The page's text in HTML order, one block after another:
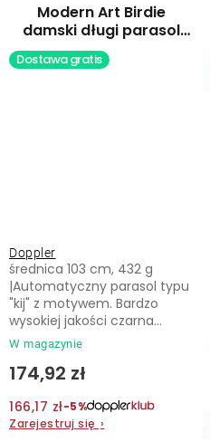
Modern Art Birdie
damski długi parasol
automatyczny
Dostawa gratis
Doppler
W magazynie
174,92 zł
166,17 zł−5%
Zarejestruj się ›
średnica 103 cm, 432 g
|Automatyczny parasol typu
"kij" z motywem. Bardzo
wysokiej jakości czarna...